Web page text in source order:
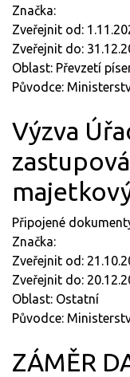
Značka:
Zveřejnit od:
Zveřejnit do:
Oblast: Převzetí
Původce:
Výzva
Připojené
Značka:
Zveřejnit od:
Zveřejnit do:
Oblast: Ostatní
Původce:
ZÁMĚR